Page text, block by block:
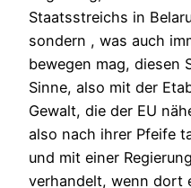
Staatsstreichs in
sondern , was auch
bewegen mag, diesen
Sinne, also mit der
Gewalt, die der EU
also nach ihrer Pfeife
und mit einer
verhandelt, wenn dort